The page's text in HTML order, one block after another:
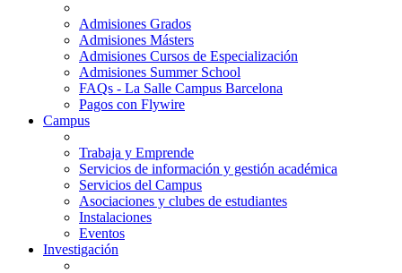
Admisiones Grados
Admisiones Másters
Admisiones Cursos de Especialización
Admisiones Summer School
FAQs - La Salle Campus Barcelona
Pagos con Flywire
Campus
Trabaja y Emprende
Servicios de información y gestión académica
Servicios del Campus
Asociaciones y clubes de estudiantes
Instalaciones
Eventos
Investigación